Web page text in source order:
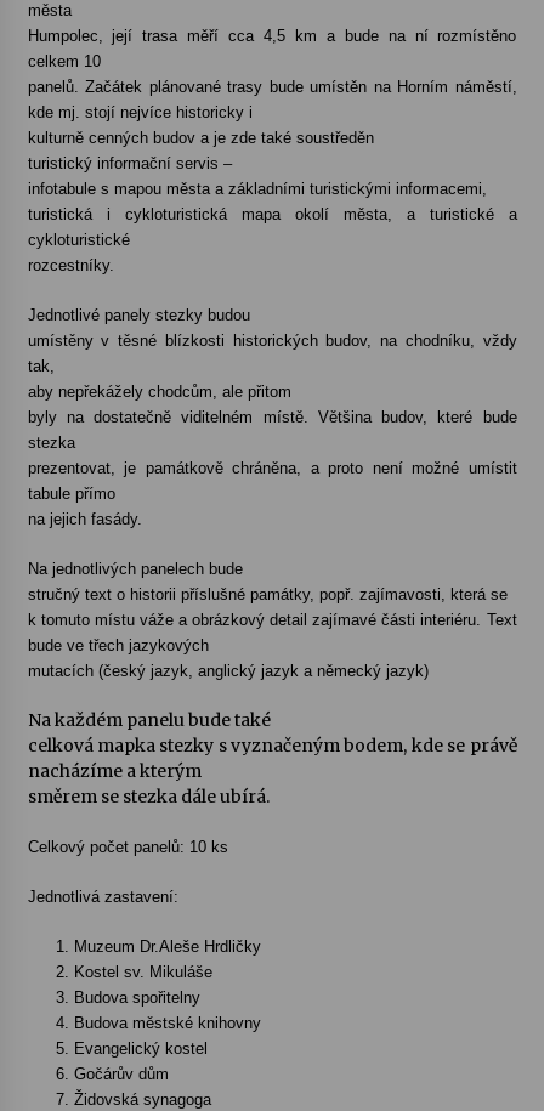
odkaz Josefa Čapka
Varhanní recitál Michala Novenka v Klášteře
Želiv
3. 7. 2026
Petr Adamec – Malovaný svět
města
Humpolec, její trasa měří cca 4,5 km a bude na ní rozmístěno
celkem 10
panelů. Začátek plánované trasy bude umístěn na Horním náměstí,
kde mj. stojí nejvíce historicky i
kulturně cenných budov a je zde také soustředěn
turistický informační servis –
infotabule s mapou města a základními turistickými informacemi,
turistická i cykloturistická mapa okolí města, a turistické a
cykloturistické
rozcestníky.
Jednotlivé panely stezky budou
umístěny v těsné blízkosti historických budov, na chodníku, vždy
tak,
aby nepřekážely chodcům, ale přitom
byly na dostatečně viditelném místě. Většina budov, které bude
stezka
prezentovat, je památkově chráněna, a proto není možné umístit
tabule přímo
na jejich fasády.
Na jednotlivých panelech bude
stručný text o historii příslušné památky, popř. zajímavosti, která se
k tomuto místu váže a obrázkový detail zajímavé části interiéru. Text
bude ve třech jazykových
mutacích (český jazyk, anglický jazyk a německý jazyk)
Na každém panelu bude také
celková mapka stezky s vyznačeným bodem, kde se právě
nacházíme a kterým
směrem se stezka dále ubírá.
Celkový počet panelů: 10 ks
Jednotlivá zastavení:
1. Muzeum Dr.Aleše Hrdličky
2. Kostel sv. Mikuláše
3. Budova spořitelny
4. Budova městské knihovny
5. Evangelický kostel
6. Gočárův dům
7. Židovská synagoga